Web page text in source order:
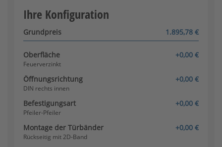
Knaufset (Alu) - innen
Ihre Konfiguration
Grundpreis 1.895,78 €
Oberfläche +0,00 €
Feuerverzinkt
Öffnungsrichtung +0,00 €
DIN rechts innen
Befestigungsart +0,00 €
Pfeiler-Pfeiler
Montage der Türbänder +0,00 €
Rückseitig mit 2D-Band